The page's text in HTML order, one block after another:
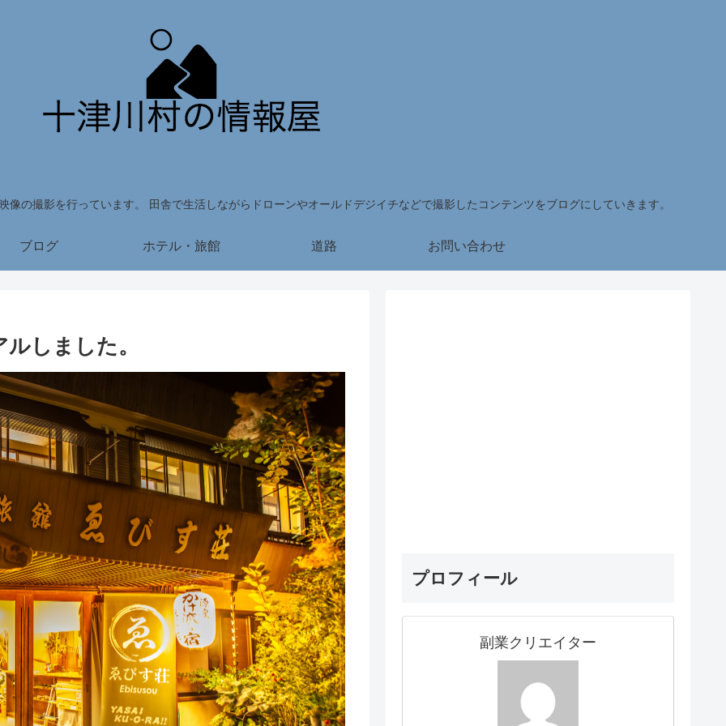
の撮影を行っています。 田舎で生活しながらドローンやオールドデジイチなどで撮影したコンテンツをブログにしていきます。
ブログ ホテル・旅館 道路 お問い合わせ
しました。
プロフィール
副業クリエイター